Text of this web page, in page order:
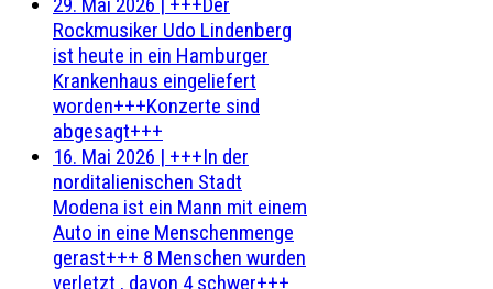
Rockmusiker Udo Lindenberg
ist heute in ein Hamburger
Krankenhaus eingeliefert
worden+++Konzerte sind
abgesagt+++
16. Mai 2026 | +++In der
norditalienischen Stadt
Modena ist ein Mann mit einem
Auto in eine Menschenmenge
gerast+++ 8 Menschen wurden
verletzt , davon 4 schwer+++